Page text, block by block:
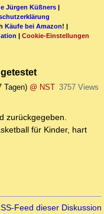
Jürgen Küßners |
Käufe bei Amazon! |
| Cookie-Einstellungen
Tagen) @ NST 3757 Views
zurückgegeben.
für Kinder, hart
Feed dieser Diskussion